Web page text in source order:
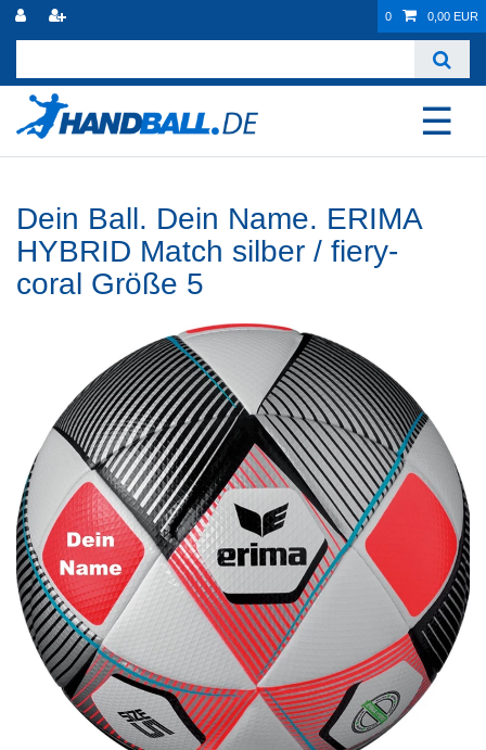
0 0,00 EUR
☰
Dein Ball. Dein Name. ERIMA
HYBRID Match silber / fiery-
coral Größe 5